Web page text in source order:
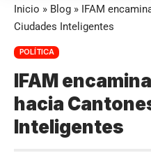
Inicio » Blog » IFAM
Ciudades Inteligentes
POLÍTICA
IFAM
hacia
Inteligentes